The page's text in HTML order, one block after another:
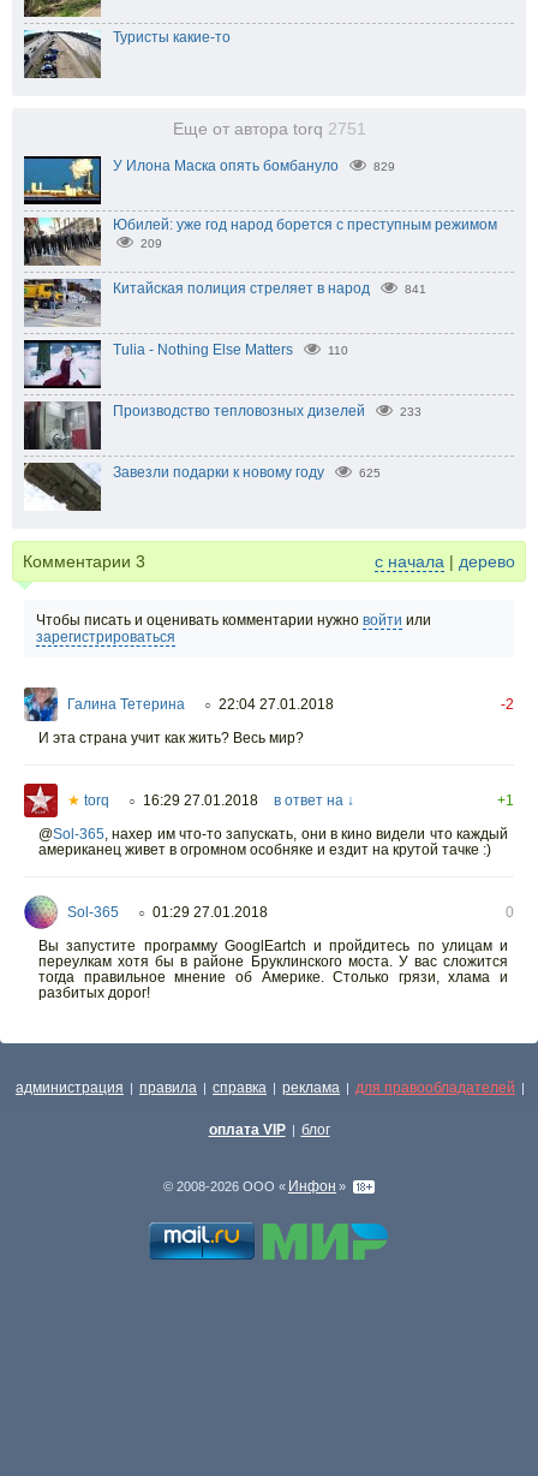
Туристы какие-то
Еще от автора torq 2751
У Илона Маска опять бомбануло 829
Юбилей: уже год народ борется с преступным режимом
209
Китайская полиция стреляет в народ 841
Tulia - Nothing Else Matters 110
Производство тепловозных дизелей 233
Завезли подарки к новому году 625
Комментарии 3 с начала | дерево
Чтобы писать и оценивать комментарии нужно войти или
зарегистрироваться
Галина Тетерина ○ 22:04 27.01.2018
-2
И эта страна учит как жить? Весь мир?
★ torq ○ 16:29 27.01.2018 в ответ на ↓
+1
@Sol-365, нахер им что-то запускать, они в кино видели что каждый
американец живет в огромном особняке и ездит на крутой тачке :)
Sol-365 ○ 01:29 27.01.2018
0
Вы запустите программу GooglEartch и пройдитесь по улицам и
переулкам хотя бы в районе Бруклинского моста. У вас сложится
тогда правильное мнение об Америке. Столько грязи, хлама и
разбитых дорог!
администрация | правила | справка | реклама | для правообладателей |
оплата VIP | блог
© 2008-2026 ООО « Инфон »